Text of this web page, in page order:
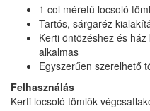
1 col méretű locsoló
Tartós, sárgaréz
Kerti öntözéshez és
alkalmas
Egyszerűen szerelhető
Felhasználás
Kerti locsoló tömlők